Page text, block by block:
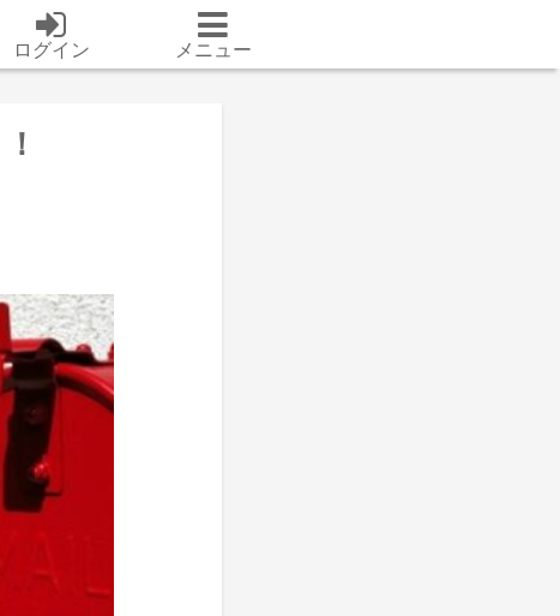
ログイン メニュー